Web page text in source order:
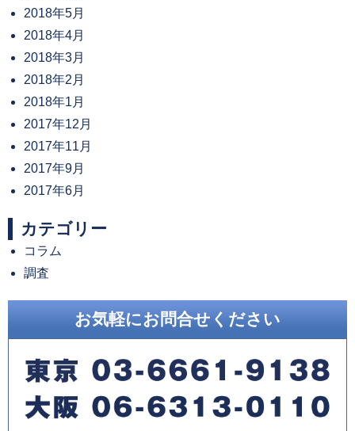
2018年5月
2018年4月
2018年3月
2018年2月
2018年1月
2017年12月
2017年11月
2017年9月
2017年6月
カテゴリー
コラム
調査
お気軽にお問合せください